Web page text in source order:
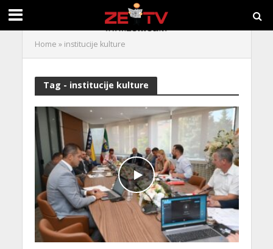
Home » institucije kulture
Tag - institucije kulture